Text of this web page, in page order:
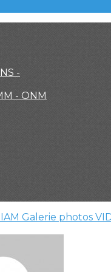
-
- ONM
Galerie photos